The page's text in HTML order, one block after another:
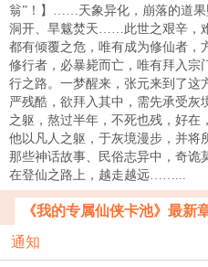
翁”！】……天象异化，崩落的道果
洞开、旱魃焚天……此世之艰辛，
都有倾覆之危，唯有成为修仙者，
修行者，必暴毙而亡，唯有拜入宗
行之路。一梦醒来，张元来到了这
严残酷，欲拜入其中，需先承受灰
之躯，熬过半年，不死也残，好在
他以凡人之躯，于灰境漫步，并将
那些神话故事、民俗志异中，奇诡
在登仙之路上，越走越远……...
《我的专属仙侠卡池》最新
通知